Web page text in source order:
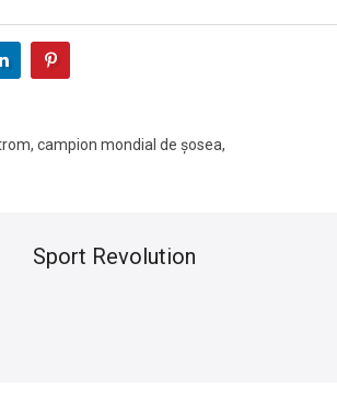
campion mondial de șosea,
Sport Revolution